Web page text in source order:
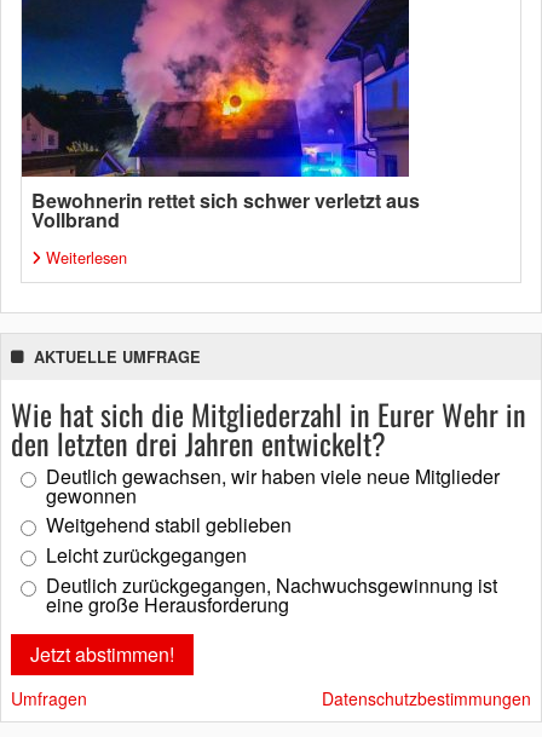
Bewohnerin rettet sich schwer verletzt aus
Vollbrand
Weiterlesen
AKTUELLE UMFRAGE
Wie hat sich die Mitgliederzahl in Eurer Wehr in
den letzten drei Jahren entwickelt?
Deutlich gewachsen, wir haben viele neue Mitglieder
gewonnen
Weitgehend stabil geblieben
Leicht zurückgegangen
Deutlich zurückgegangen, Nachwuchsgewinnung ist
eine große Herausforderung
Umfragen Datenschutzbestimmungen